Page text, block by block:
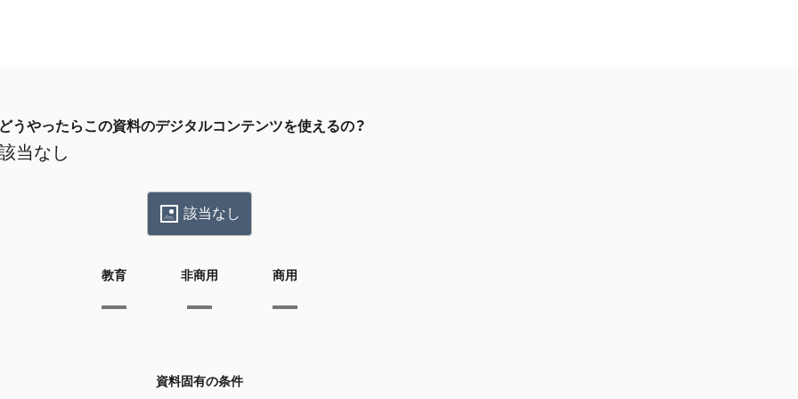
どうやったらこの資料のデジタルコンテンツを使えるの？
当なし
該当なし
教育 非商用 商用
資料固有の条件